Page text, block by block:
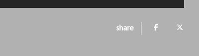
share